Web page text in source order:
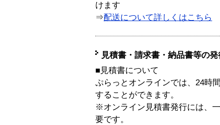
けます
⇒配送について詳しくはこちら
見積書・請求書・納品書等の
■見積書について
ぷらっとオンラインでは、24時
することができます。
※オンライン見積書発行には、
要です。